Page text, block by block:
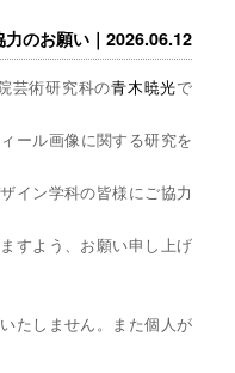
力のお願い｜2026.06.12
芸術研究科の青木暁光で
ール画像に関する研究を
イン学科の皆様にご協力
すよう、お願い申し上げ
たしません。また個人が